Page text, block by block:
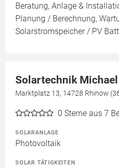
Beratung, Anlage &
Planung / Berechnung,
Solarstromspeicher / PV
Solartechnik
Marktplatz 13, 14728 Rhinow
0 Sterne aus 7
SOLARANLAGE
Photovoltaik
SOLAR TÄTIGKEITEN